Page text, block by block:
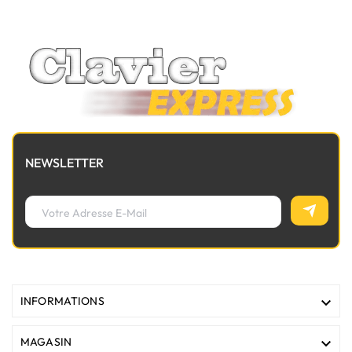
NEWSLETTER
INFORMATIONS 
MAGASIN 